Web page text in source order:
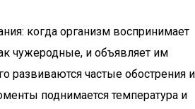
когда организм воспринимает
чужеродные, и объявляет им
развиваются частые обострения и
поднимается температура и